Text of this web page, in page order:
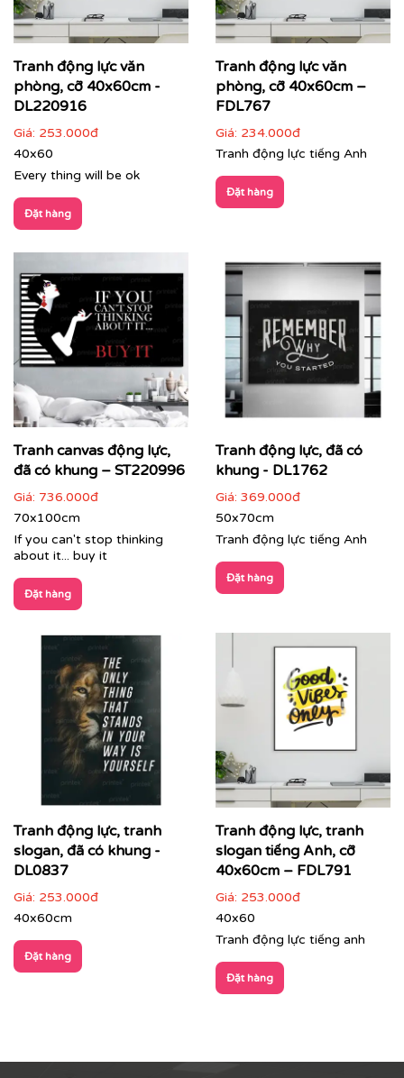
Tranh động lực văn
phòng, cỡ 40x60cm -
DL220916
Giá: 253.000đ
40x60
Every thing will be ok
Đặt hàng
Tranh động lực văn
phòng, cỡ 40x60cm –
FDL767
Giá: 234.000đ
Tranh động lực tiếng Anh
Đặt hàng
Tranh canvas động lực,
đã có khung – ST220996
Giá: 736.000đ
70x100cm
If you can't stop thinking
about it... buy it
Đặt hàng
Tranh động lực, đã có
khung - DL1762
Giá: 369.000đ
50x70cm
Tranh động lực tiếng Anh
Đặt hàng
Tranh động lực, tranh
slogan, đã có khung -
DL0837
Giá: 253.000đ
40x60cm
Đặt hàng
Tranh động lực, tranh
slogan tiếng Anh, cỡ
40x60cm – FDL791
Giá: 253.000đ
40x60
Tranh động lực tiếng anh
Đặt hàng